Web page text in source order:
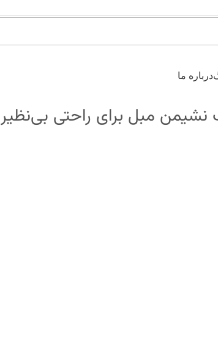
درباره ما
نشیمن مبل برای راحتی بی‌نظیر